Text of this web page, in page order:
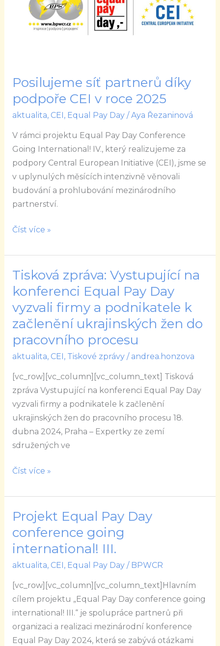
Posilujeme síť partnerů díky
podpoře CEI v roce 2025
aktualita, CEI , Equal Pay Day/ Aya Řezaninová
V rámci projektu Equal Pay Day Conference
Going International! IV., který realizujeme za
podpory Central European Initiative (CEI), jsme se
v uplynulých měsících intenzivně věnovali
budování a prohlubování mezinárodního
partnerství.
díky
podpoře
2025
Číst více »
Tisková zpráva: Vystupující na
konferenci Equal Pay Day
vyzvali firmy a podnikatele k
začlenění ukrajinských žen do
pracovního procesu
aktualita, CEI , Tiskové zprávy/ andrea.honzova
[vc_row][vc_column][vc_column_text] Tisková
zpráva Vystupující na konferenci Equal Pay Day
vyzvali firmy a podnikatele k začlenění
ukrajinských žen do pracovního procesu 18.
dubna 2024, Praha – Expertky ze zemí
sdružených ve
Tisková
zpráva:
Vystupující
na
konferenci
Equal
Pay
vyzvali
firmy
podnikatele
začlenění
ukrajinských
procesu
Číst více »
Projekt Equal Pay Day
conference going
international! III.
aktualita, CEI , Equal Pay Day/ BPWCR
[vc_row][vc_column][vc_column_text]Hlavním
cílem projektu „Equal Pay Day conference going
international! III.“ je spolupráce partnerů při
organizaci a realizaci mezinárodní konference
Equal Pay Day 2024, která se zabývá otázkami
Projekt
Equal
Pay
Day
conference
going
international!
III.